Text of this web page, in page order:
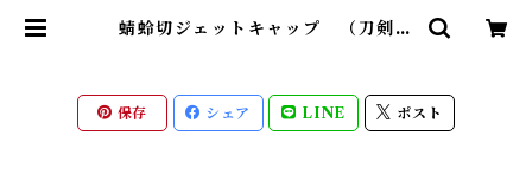
蜻蛉切ジェットキャップ （刀剣
保存 シェア LINE ポスト